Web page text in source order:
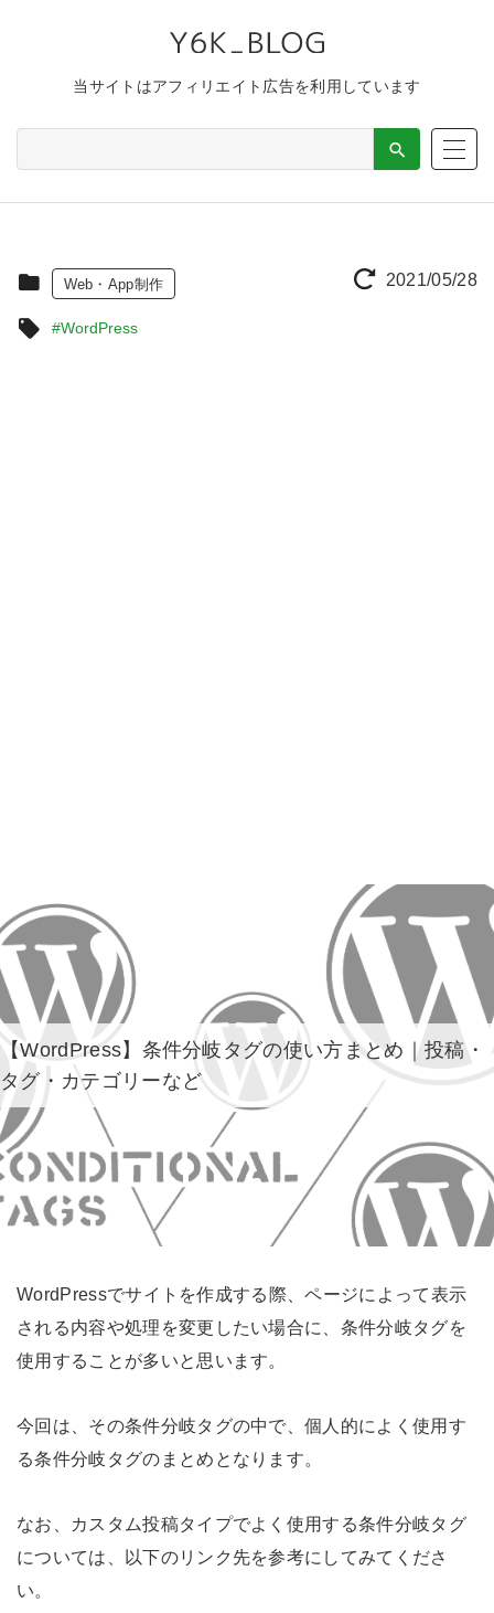
当サイトはアフィリエイト広告を利用しています
2021/05/28
Web・App制作
#WordPress
【WordPress】条件分岐タグの使い方まとめ｜投稿・
タグ・カテゴリーなど
WordPressでサイトを作成する際、ページによって表示
される内容や処理を変更したい場合に、条件分岐タグを
使用することが多いと思います。
今回は、その条件分岐タグの中で、個人的によく使用す
る条件分岐タグのまとめとなります。
なお、カスタム投稿タイプでよく使用する条件分岐タグ
については、以下のリンク先を参考にしてみてくださ
い。